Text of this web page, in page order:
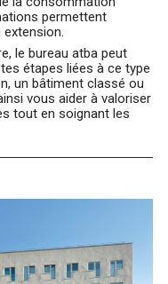
permettent
extension.
le bureau atba peut
étapes liées à ce type
un bâtiment classé ou
vous aider à valoriser
tout en soignant les